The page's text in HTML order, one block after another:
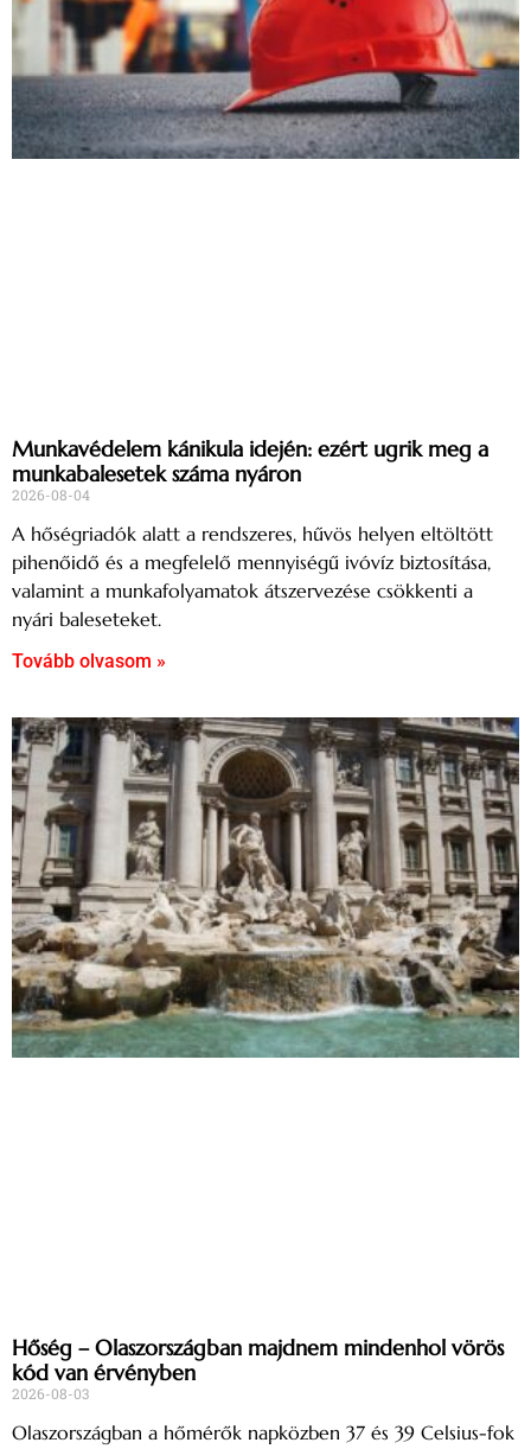
Munkavédelem kánikula idején: ezért ugrik meg a
munkabalesetek száma nyáron
2026-08-04
A hőségriadók alatt a rendszeres, hűvös helyen eltöltött
pihenőidő és a megfelelő mennyiségű ivóvíz biztosítása,
valamint a munkafolyamatok átszervezése csökkenti a
nyári baleseteket.
Tovább olvasom »
Hőség – Olaszországban majdnem mindenhol vörös
kód van érvényben
2026-08-03
Olaszországban a hőmérők napközben 37 és 39 Celsius-fok